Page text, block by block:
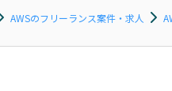
月収100
AWSのフリーランス案件・求人